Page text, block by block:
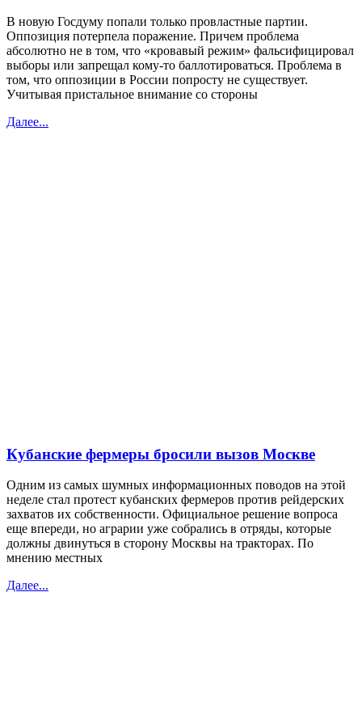
В новую Госдуму попали только провластные партии.
Оппозиция потерпела поражение. Причем проблема
абсолютно не в том, что «кровавый режим» фальсифицировал
выборы или запрещал кому-то баллотироваться. Проблема в
том, что оппозиции в России попросту не существует.
Учитывая пристальное внимание со стороны
Далее...
Кубанские фермеры бросили вызов Москве
Одним из самых шумных информационных поводов на этой
неделе стал протест кубанских фермеров против рейдерских
захватов их собственности. Официальное решение вопроса
еще впереди, но аграрии уже собрались в отряды, которые
должны двинуться в сторону Москвы на тракторах. По
мнению местных
Далее...